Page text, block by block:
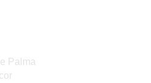
Palma